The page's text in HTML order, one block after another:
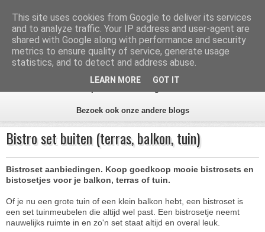
Inhoud Zoeken
Aanbiedingen Tuin
Alles voor de tuin
Bezoek ook onze andere blogs
Bistro set buiten (terras, balkon, tuin)
Bistroset aanbiedingen. Koop goedkoop mooie bistrosets en
bistosetjes voor je balkon, terras of tuin.
Of je nu een grote tuin of een klein balkon hebt, een bistroset is
een set tuinmeubelen die altijd wel past. Een bistrosetje neemt
nauwelijks ruimte in en zo'n set staat altijd en overal leuk.
This site uses cookies from Google to deliver its services
and to analyze traffic. Your IP address and user-agent are
shared with Google along with performance and security
metrics to ensure quality of service, generate usage
statistics, and to detect and address abuse.
LEARN MORE GOT IT